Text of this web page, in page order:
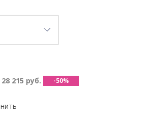
28 215 руб. -50%